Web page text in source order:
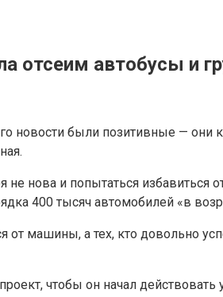
отсеим автобусы и
были позитивные — они
нова и попытаться избавиться
400 тысяч автомобилей «в
от машины, а тех, кто довольно
чтобы он начал